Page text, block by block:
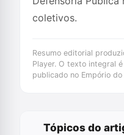
coletivos.
Resumo editorial
Player. O texto integral
publicado no Empório
Tópicos do